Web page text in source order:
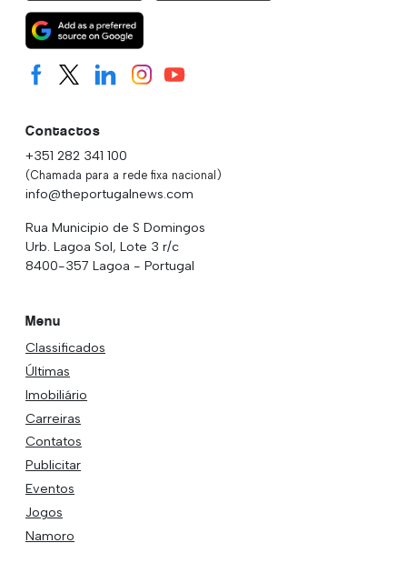
Contactos
+351 282 341 100
(Chamada para a rede fixa nacional)
info@theportugalnews.com
Rua Municipio de S Domingos
Urb. Lagoa Sol, Lote 3 r/c
8400-357 Lagoa - Portugal
Menu
Classificados
Últimas
Imobiliário
Carreiras
Contatos
Publicitar
Eventos
Jogos
Namoro